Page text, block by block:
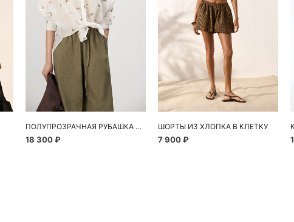
ПОЛУПРОЗРАЧНАЯ РУБАШКА С РОМАШКАМИ
18 300 ₽
ШОРТЫ ИЗ ХЛОПКА В КЛЕТКУ
7 900 ₽